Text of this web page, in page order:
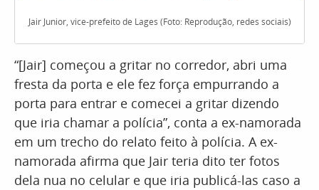
Jair Junior, vice-prefeito de Lages (Foto: Reprodução, redes sociais)
“[Jair] começou a gritar no corredor, abri uma
fresta da porta e ele fez força empurrando a
porta para entrar e comecei a gritar dizendo
que iria chamar a polícia”, conta a ex-namorada
em um trecho do relato feito à polícia. A ex-
namorada afirma que Jair teria dito ter fotos
dela nua no celular e que iria publicá-las caso a